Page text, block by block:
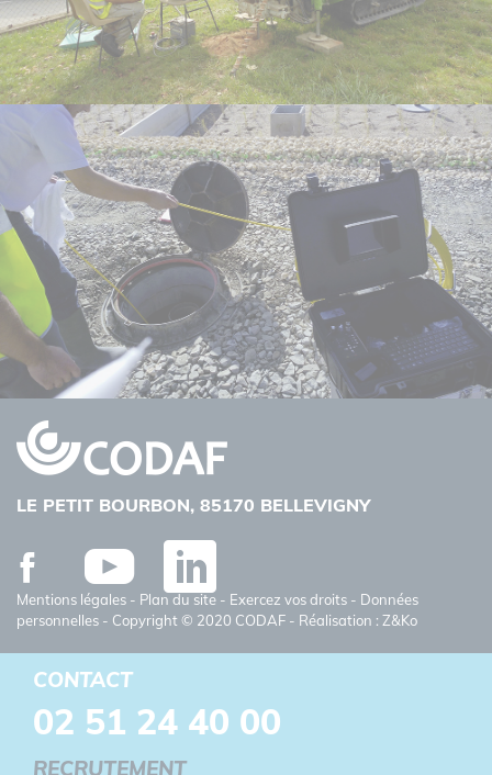
LE PETIT BOURBON, 85170 BELLEVIGNY
Facebook
Youtube
Linkedin
Mentions légales - Plan du site - Exercez vos droits - Données
personnelles - Copyright © 2020 CODAF - Réalisation : Z&Ko
CONTACT
02 51 24 40 00
RECRUTEMENT